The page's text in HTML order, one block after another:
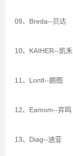
09、Breda--贝达
10、KAIHER--凯禾
11、Lontl--朗图
12、Eamom--弈鸣
13、Diag--迪亚